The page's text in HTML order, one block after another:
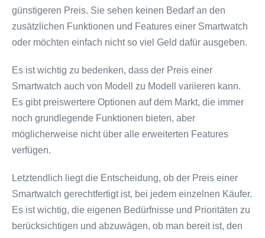
günstigeren Preis. Sie sehen keinen Bedarf an den
zusätzlichen Funktionen und Features einer Smartwatch
oder möchten einfach nicht so viel Geld dafür ausgeben.
Es ist wichtig zu bedenken, dass der Preis einer
Smartwatch auch von Modell zu Modell variieren kann.
Es gibt preiswertere Optionen auf dem Markt, die immer
noch grundlegende Funktionen bieten, aber
möglicherweise nicht über alle erweiterten Features
verfügen.
Letztendlich liegt die Entscheidung, ob der Preis einer
Smartwatch gerechtfertigt ist, bei jedem einzelnen Käufer.
Es ist wichtig, die eigenen Bedürfnisse und Prioritäten zu
berücksichtigen und abzuwägen, ob man bereit ist, den